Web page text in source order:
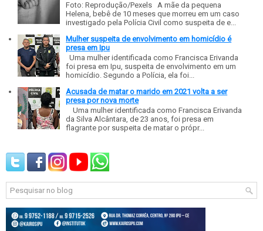
Foto: Reprodução/Pexels A mãe da pequena
Helena, bebê de 10 meses que morreu em um caso
investigado pela Polícia Civil como suspeita de e...
Mulher suspeita de envolvimento em homicídio é
presa em Ipu
Uma mulher identificada como Francisca Erivanda
foi presa em Ipu, suspeita de envolvimento em um
homicídio. Segundo a Polícia, ela foi...
Acusada de matar o marido em 2021 volta a ser
presa por nova morte
Uma mulher identificada como Francisca Erivanda
da Silva Alcântara, de 23 anos, foi presa em
flagrante por suspeita de matar o própr...